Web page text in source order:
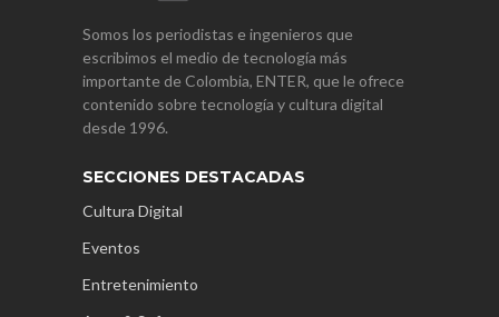
Somos los periodistas e ingenieros que
escribimos el medio de tecnología más
importante de Colombia, ENTER, que le ofrece
contenido sobre tecnología y cultura digital
desde 1996.
SECCIONES DESTACADAS
Cultura Digital
Eventos
Entretenimiento